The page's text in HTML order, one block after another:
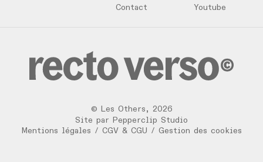
Contact
Youtube
© Les Others ,
2026
Site par
Pepperclip Studio
Mentions légales / CGV & CGU / Gestion des cookies